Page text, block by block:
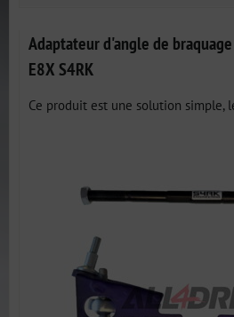
Adaptateur d'angle de
E8X S4RK
Ce produit est une solution simple,